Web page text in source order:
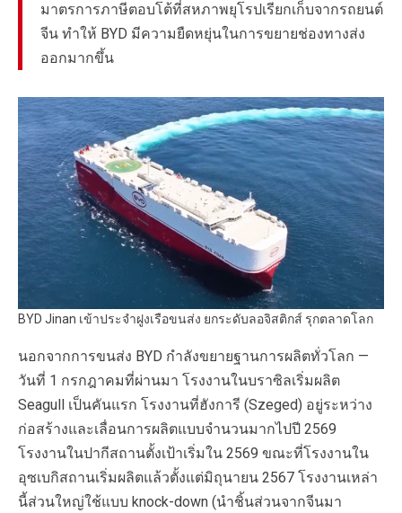
มาตรการภาษีตอบโต้ที่สหภาพยุโรปเรียกเก็บจากรถยนต์
จีน ทำให้ BYD มีความยืดหยุ่นในการขยายช่องทางส่ง
ออกมากขึ้น
BYD Jinan เข้าประจำฝูงเรือขนส่ง ยกระดับลอจิสติกส์ รุกตลาดโลก
นอกจากการขนส่ง BYD กำลังขยายฐานการผลิตทั่วโลก —
วันที่ 1 กรกฎาคมที่ผ่านมา โรงงานในบราซิลเริ่มผลิต
Seagull เป็นคันแรก โรงงานที่ฮังการี (Szeged) อยู่ระหว่าง
ก่อสร้างและเลื่อนการผลิตแบบจำนวนมากไปปี 2569
โรงงานในปากีสถานตั้งเป้าเริ่มใน 2569 ขณะที่โรงงานใน
อุซเบกิสถานเริ่มผลิตแล้วตั้งแต่มิถุนายน 2567 โรงงานเหล่า
นี้ส่วนใหญ่ใช้แบบ knock-down (นำชิ้นส่วนจากจีนมา